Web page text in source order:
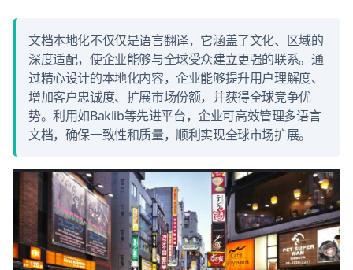
文档本地化不仅仅是语言翻译，它涵盖了文化、区域的
深度适配，使企业能够与全球受众建立更强的联系。通
过精心设计的本地化内容，企业能够提升用户理解度、
增加客户忠诚度、扩展市场份额，并获得全球竞争优
势。利用如Baklib等先进平台，企业可高效管理多语言
文档，确保一致性和质量，顺利实现全球市场扩展。